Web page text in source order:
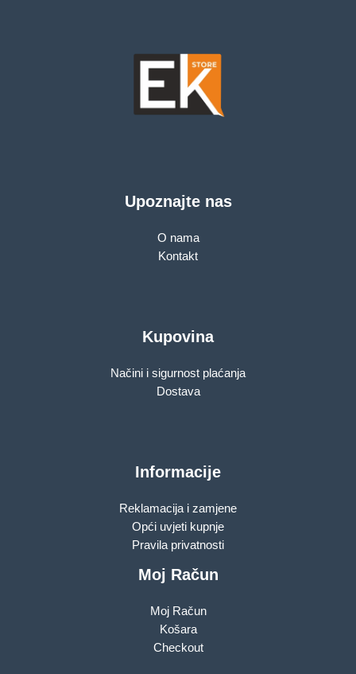
Upoznajte nas
O nama
Kontakt
Kupovina
Načini i sigurnost plaćanja
Dostava
Informacije
Reklamacija i zamjene
Opći uvjeti kupnje
Pravila privatnosti
Moj Račun
Moj Račun
Košara
Checkout